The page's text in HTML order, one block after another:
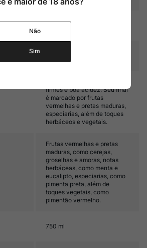
firmes e boa acidez. Seu final
é marcado por frutas
vermelhas e pretas maduras,
especiarias, além de toques
herbáceos e vegetais.
Frutas vermelhas e pretas
maduras, como cerejas,
groselhas e amoras, notas
herbáceas, como menta e
eucalipto, especiarias, como
pimenta preta, além de
toques vegetais, como
pimentão vermelho.
750 ml
Não
Sim